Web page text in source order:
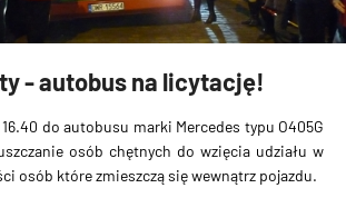
- autobus na licytację!
do autobusu marki Mercedes typu O405G
osób chętnych do wzięcia udziału w
osób które zmieszczą się wewnątrz pojazdu.